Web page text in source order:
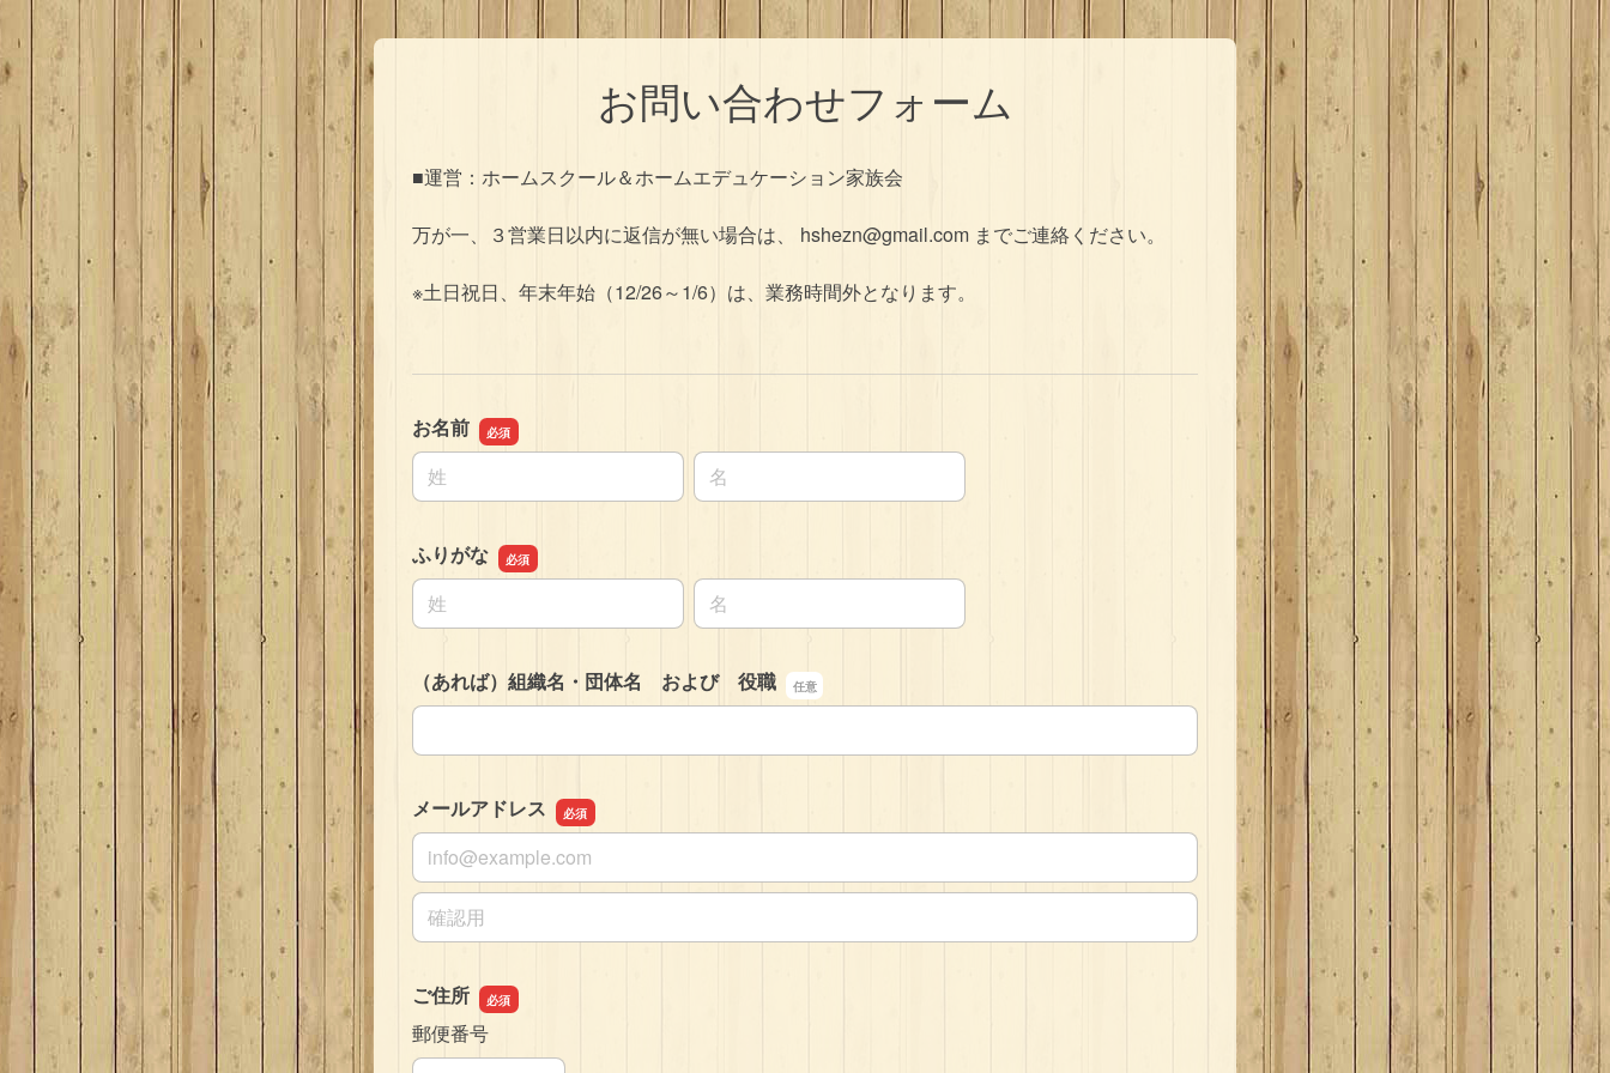
お問い合わせフォーム
■運営：ホームスクール＆ホームエデュケーション家族会
万が一、３営業日以内に返信が無い場合は、 hshezn@gmail.com までご連絡ください。
※土日祝日、年末年始（12/26～1/6）は、業務時間外となります。
お名前
名前の姓
名前の名
ふりがな
名前の姓
名前の名
（あれば）組織名・団体名 および 役職
（あれば）組織名・団体名 および 役職
メールアドレス
メールアドレス
メールアドレスの確認用
ご住所
郵便番号